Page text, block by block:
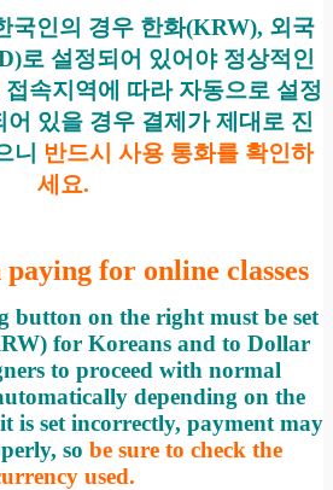
국인의 경우 한화(KRW), 외국
로 설정되어 있어야 정상적인
접속지역에 따라 자동으로 설정
있을 경우 결제가 제대로 진
니 반드시 사용 통화를 확인하
세요.
for online classes
button on the right must be set
for Koreans and to Dollar
to proceed with normal
depending on the
is set incorrectly, payment may
so be sure to check the
used.